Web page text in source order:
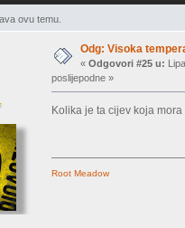
ovu temu.
Odg: Visoka
« Odgovori #25 u:
poslijepodne »
Kolika je ta cijev koja
Root Meadow